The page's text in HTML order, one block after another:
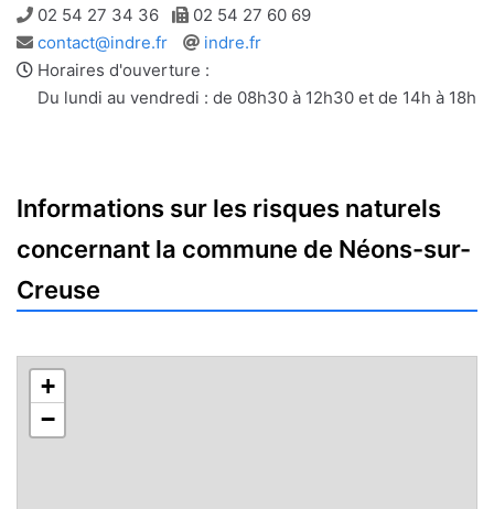
Téléphone
02 54 27 34 36 Télécopie
02 54 27 60 69
Adresse
e-
mail
contact@indre.fr
Site
web
indre.fr
Horaires d'ouverture :
Du lundi au vendredi : de 08h30 à 12h30 et de 14h à 18h
Informations sur les risques naturels
concernant la commune de Néons-sur-
Creuse
+
−